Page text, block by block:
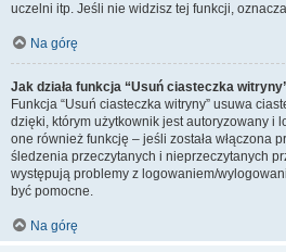
uczelni itp. Jeśli nie widzisz tej funkcji,
Na górę
Jak działa funkcja “Usuń ciasteczka
Funkcja “Usuń ciasteczka witryny” usuwa
dzięki, którym użytkownik jest autoryzowany i
one również funkcję – jeśli została włączona
śledzenia przeczytanych i nieprzeczytanych
występują problemy z logowaniem/
być pomocne.
Na górę